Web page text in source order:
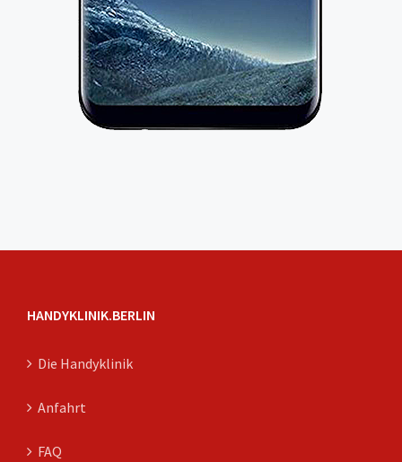
HANDYKLINIK.BERLIN
Die Handyklinik
Anfahrt
FAQ